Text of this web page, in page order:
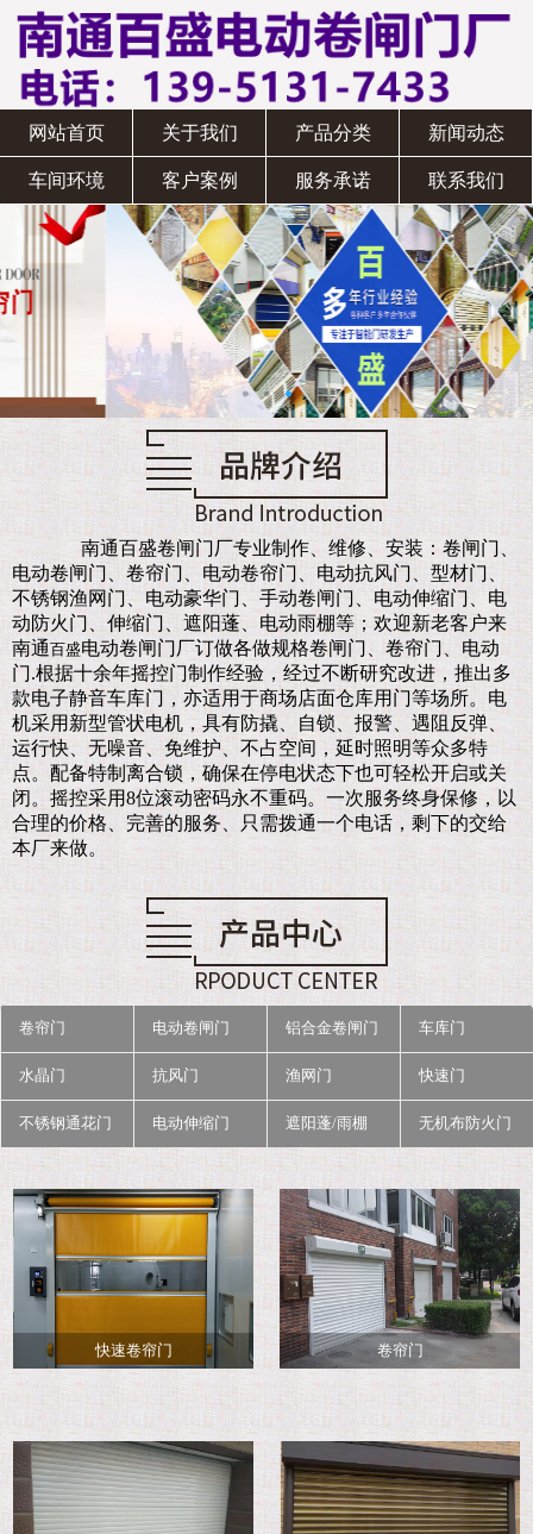
网站首页 关于我们 产品分类 新闻动态
车间环境 客户案例 服务承诺 联系我们
南通百盛卷闸门厂专业制作、维修、安装：卷闸门、
电动卷闸门、卷帘门、电动卷帘门、电动抗风门、型材门、
不锈钢渔网门、电动豪华门、手动卷闸门、电动伸缩门、电
动防火门、伸缩门、遮阳蓬、电动雨棚等；欢迎新老客户来
南通 百盛电动卷闸门厂订做各做规格卷闸门、卷帘门、电动
门.根据十余年摇控门制作经验，经过不断研究改进，推出多
款电子静音车库门，亦适用于商场店面仓库用门等场所。电
机采用新型管状电机，具有防撬、自锁、报警、遇阻反弹、
运行快、无噪音、免维护、不占空间，延时照明等众多特
点。配备特制离合锁，确保在停电状态下也可轻松开启或关
闭。摇控采用8位滚动密码永不重码。一次服务终身保修，以
合理的价格、完善的服务、只需拨通一个电话，剩下的交给
本厂来做。
卷帘门 电动卷闸门 铝合金卷闸门 车库门
水晶门 抗风门 渔网门 快速门
不锈钢通花门 电动伸缩门 遮阳蓬/雨棚 无机布防火门
快速卷帘门 卷帘门